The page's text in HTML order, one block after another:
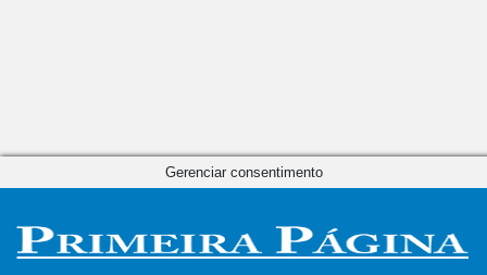
Gerenciar consentimento